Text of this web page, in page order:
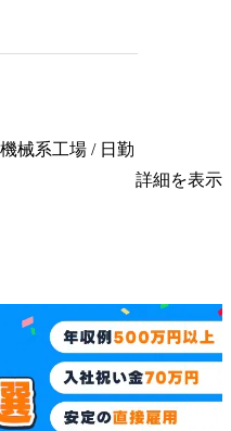
械系工場 / 日勤
詳細を表示